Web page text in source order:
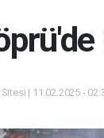
| 11.02.2025 -